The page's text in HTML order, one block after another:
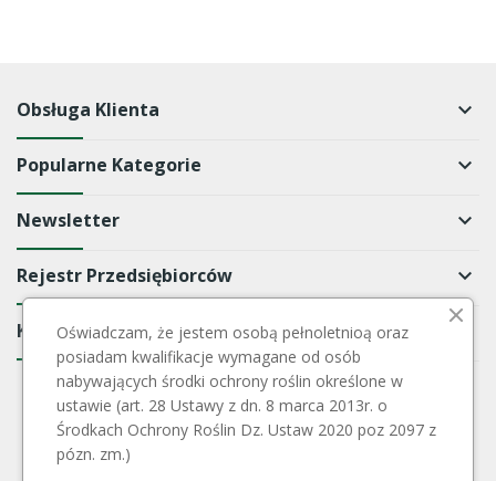
Obsługa Klienta keyboard_arrow_down
Popularne Kategorie keyboard_arrow_down
Newsletter keyboard_arrow_down
Rejestr Przedsiębiorców keyboard_arrow_down
KontaktOświadczam, że jestem osobą pełnoletnioą oraz
posiadam kwalifikacje wymagane od osób
nabywających środki ochrony roślin określone w
ustawie (art. 28 Ustawy z dn. 8 marca 2013r. o
Środkach Ochrony Roślin Dz. Ustaw 2020 poz 2097 z
pózn. zm.)